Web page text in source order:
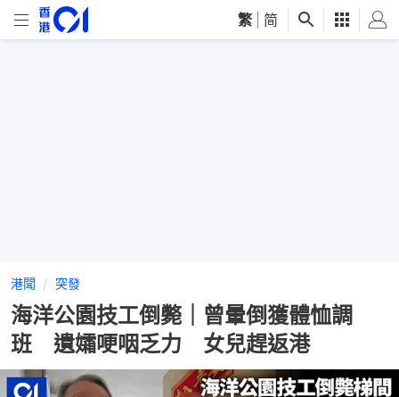
繁 简
港聞 突發
海洋公園技工倒斃｜曾暈倒獲體恤調
班 遺孀哽咽乏力 女兒趕返港